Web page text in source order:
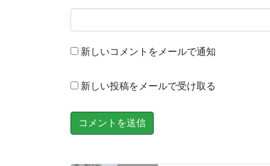
新しいコメントをメールで通知
新しい投稿をメールで受け取る